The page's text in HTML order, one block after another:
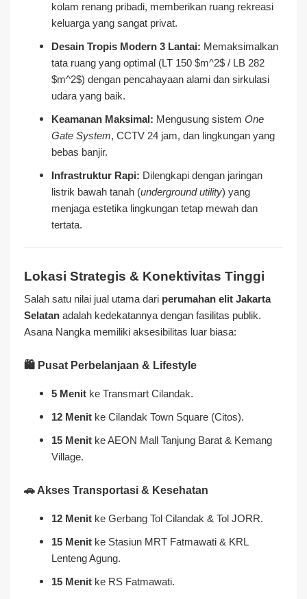
kolam renang pribadi, memberikan ruang rekreasi
keluarga yang sangat privat.
Desain Tropis Modern 3 Lantai: Memaksimalkan
tata ruang yang optimal (LT 150 $m^2$ / LB 282
$m^2$) dengan pencahayaan alami dan sirkulasi
udara yang baik.
Keamanan Maksimal: Mengusung sistem One
Gate System, CCTV 24 jam, dan lingkungan yang
bebas banjir.
Infrastruktur Rapi: Dilengkapi dengan jaringan
listrik bawah tanah (underground utility) yang
menjaga estetika lingkungan tetap mewah dan
tertata.
Lokasi Strategis & Konektivitas Tinggi
Salah satu nilai jual utama dari perumahan elit Jakarta
Selatan adalah kedekatannya dengan fasilitas publik.
Asana Nangka memiliki aksesibilitas luar biasa:
🛍️ Pusat Perbelanjaan & Lifestyle
5 Menit ke Transmart Cilandak.
12 Menit ke Cilandak Town Square (Citos).
15 Menit ke AEON Mall Tanjung Barat & Kemang
Village.
🚗 Akses Transportasi & Kesehatan
12 Menit ke Gerbang Tol Cilandak & Tol JORR.
15 Menit ke Stasiun MRT Fatmawati & KRL
Lenteng Agung.
15 Menit ke RS Fatmawati.